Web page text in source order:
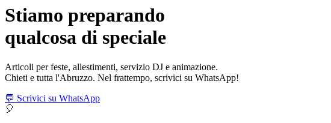
Stiamo preparando
qualcosa di speciale
Articoli per feste, allestimenti, servizio DJ e animazione.
Chieti e tutta l'Abruzzo. Nel frattempo, scrivici su WhatsApp!
💬 Scrivici su WhatsApp
🎈